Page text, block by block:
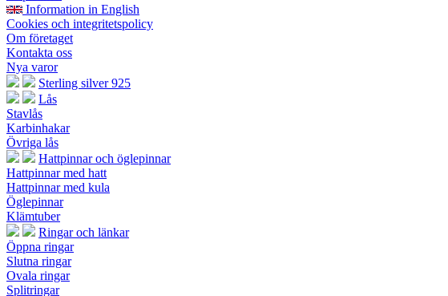
Information in English
Cookies och integritetspolicy
Om företaget
Kontakta oss
Nya varor
Sterling silver 925
Lås
Stavlås
Karbinhakar
Övriga lås
Hattpinnar och öglepinnar
Hattpinnar med hatt
Hattpinnar med kula
Öglepinnar
Klämtuber
Ringar och länkar
Öppna ringar
Slutna ringar
Ovala ringar
Splitringar